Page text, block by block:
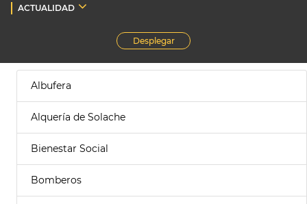
ACTUALIDAD
Desplegar
Albufera
Alquería de Solache
Bienestar Social
Bomberos